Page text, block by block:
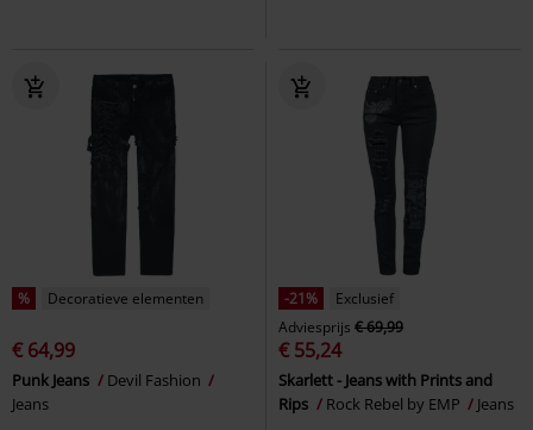
% Decoratieve elementen
€ 64,99
Punk Jeans
Devil Fashion
Jeans
-21%
Exclusief
Adviesprijs € 69,99
€ 55,24
Skarlett - Jeans with Prints and
Rips
Rock Rebel by EMP Jeans